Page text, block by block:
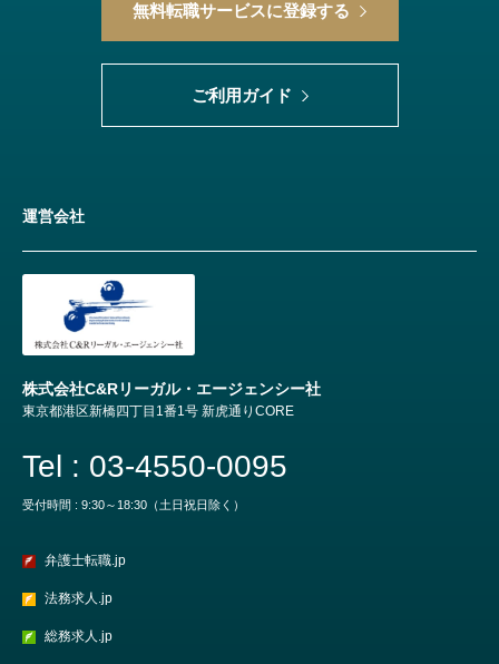
無料転職サービスに登録する
ご利用ガイド
弁護士転職.jp
法務求人.jp
総務求人.jp
運営会社
株式会社C&Rリーガル・エージェンシー社
東京都港区新橋四丁目1番1号 新虎通りCORE
Tel : 03-4550-0095
受付時間 : 9:30～18:30（土日祝日除く）